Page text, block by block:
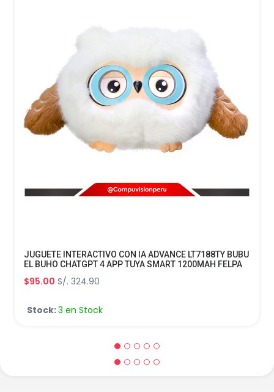
JUGUETE INTERACTIVO CON IA ADVANCE LT7188TY BUBU
EL BUHO CHATGPT 4 APP TUYA SMART 1200MAH FELPA
$95.00 S/. 324.90
Stock:3 en Stock